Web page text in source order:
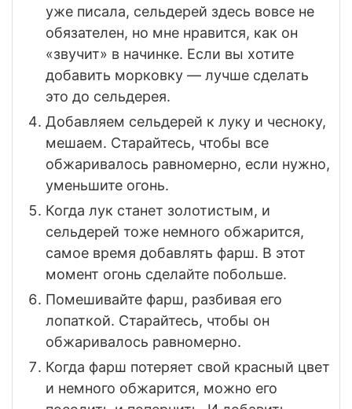
уже писала, сельдерей здесь вовсе не
обязателен, но мне нравится, как он
«звучит» в начинке. Если вы хотите
добавить морковку — лучше сделать
это до сельдерея.
Добавляем сельдерей к луку и чесноку,
мешаем. Старайтесь, чтобы все
обжаривалось равномерно, если нужно,
уменьшите огонь.
Когда лук станет золотистым, и
сельдерей тоже немного обжарится,
самое время добавлять фарш. В этот
момент огонь сделайте побольше.
Помешивайте фарш, разбивая его
лопаткой. Старайтесь, чтобы он
обжаривалось равномерно.
Когда фарш потеряет свой красный цвет
и немного обжарится, можно его